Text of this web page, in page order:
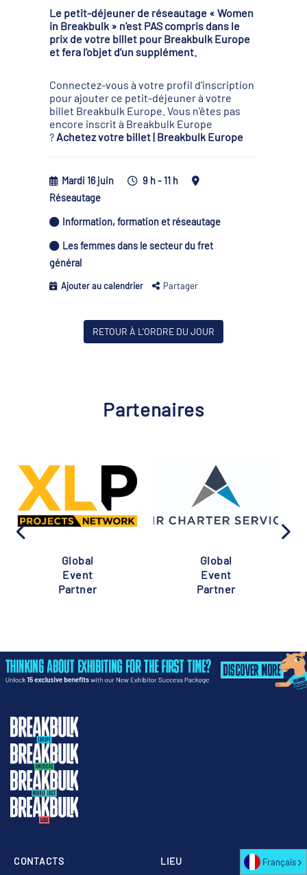
Le petit-déjeuner de réseautage « Women
in Breakbulk » n'est PAS compris dans le
prix de votre billet pour Breakbulk Europe
et fera l'objet d'un supplément.
Connectez-vous à votre profil d'inscription
pour ajouter ce petit-déjeuner à votre
billet Breakbulk Europe. Vous n'êtes pas
encore inscrit à Breakbulk Europe
?Achetez votre billet | Breakbulk Europe
Mardi 16 juin
9 h - 11 h
Réseautage
Information, formation et réseautage
Les femmes dans le secteur du fret
général
Ajouter au calendrier Partager
RETOUR À L'ORDRE DU JOUR
Partenaires
Global
Event
Partner
Global
Event
Partner
LIEU
CONTACTS
Français